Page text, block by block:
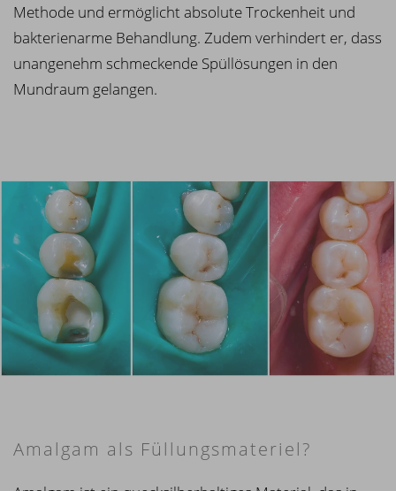
Methode und ermöglicht absolute Trockenheit und
bakterienarme Behandlung. Zudem verhindert er, dass
unangenehm schmeckende Spüllösungen in den
Mundraum gelangen.
Amalgam als Füllungsmateriel?